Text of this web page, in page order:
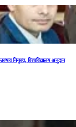
नियुक्त, विश्वविद्यालय अनुदान